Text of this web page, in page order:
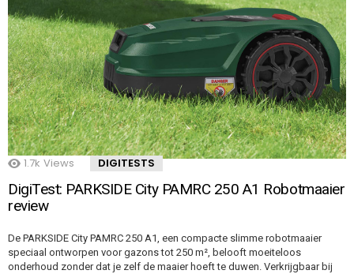
1.7k Views DIGITESTS
DigiTest: PARKSIDE City PAMRC 250 A1 Robotmaaier
review
De PARKSIDE City PAMRC 250 A1, een compacte slimme robotmaaier
speciaal ontworpen voor gazons tot 250 m², belooft moeiteloos
onderhoud zonder dat je zelf de maaier hoeft te duwen. Verkrijgbaar bij